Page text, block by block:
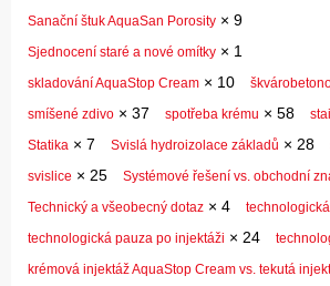
Sanační štuk AquaSan Porosity × 9
Sjednocení staré a nové omítky × 1
skladování AquaStop Cream × 10
smíšené zdivo × 37 spotřeba krému × 58
Statika × 7 Svislá hydroizolace základů × 28
svislice × 25 Systémové řešení vs. obchodní
Technický a všeobecný dotaz × 4
technologická pauza po injektáži × 24
krémová injektáž AquaStop Cream vs. tekutá